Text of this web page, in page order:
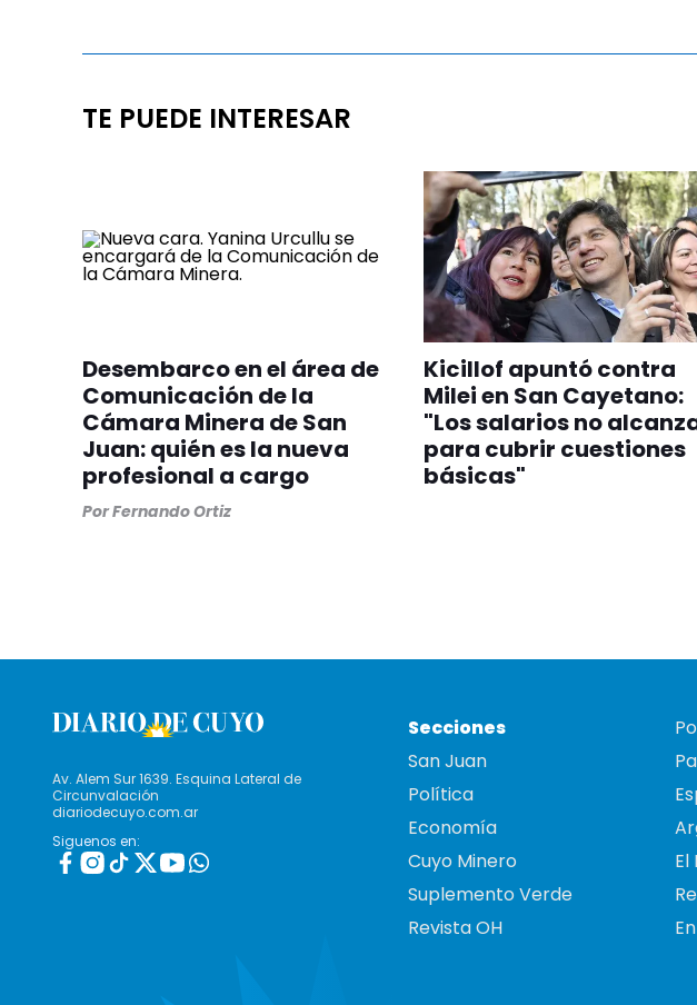
TE PUEDE INTERESAR
Desembarco en el área de
Comunicación de la
Cámara Minera de San
Juan: quién es la nueva
profesional a cargo
PorFernando Ortiz
Kicillof apuntó contra
Milei en San Cayetano:
"Los salarios no
para cubrir cuestiones
básicas"
Av. Alem Sur 1639. Esquina Lateral de
Circunvalación
diariodecuyo.com.ar
Siguenos en:
Secciones
San Juan
Política
Economía
Cuyo Minero
Suplemento Verde
Revista OH
El